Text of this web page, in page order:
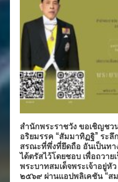
สำนักพระราชวัง ขอเชิญช
อริยมรรค “สัมมาทิฏฐิ” ระลึ
สรณะที่พึ่งที่ยึดถือ อันเป็นท
ได้ตรัสไว้โดยชอบ เพื่อถวา
พระบาทสมเด็จพระเจ้าอยู่
๒๕๖๙ ผ่านแอปพลิเคชัน “ส